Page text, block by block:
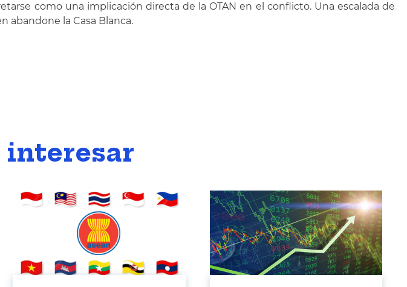
como una implicación directa de la OTAN en el conflicto. Una escalada de
abandone la Casa Blanca.
interesar